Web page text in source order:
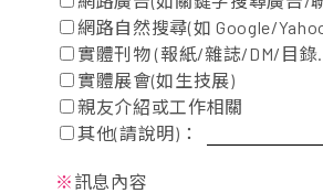
網路自然搜尋(如 Google/
實體刊物 (報紙/雜誌/DM/目錄
實體展會(如生技展)
親友介紹或工作相關
其他(請說明)：
※ 訊息內容